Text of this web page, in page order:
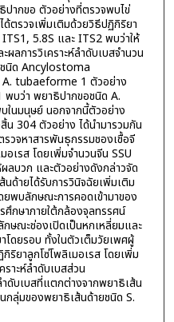
ปากขอ ตัวอย่างที่ตรวจพบไข่
ตรวจเพิ่มเติมด้วยวิธีปฏิกิริยา
5.8S และ ITS2 พบว่าให้
ลการวิเคราะห์ลำดับเบสจำนวน
นิด Ancylostoma
tubaeforme 1 ตัวอย่าง
พบว่า พยาธิปากขอชนิด A.
นมนุษย์ นอกจากนี้ตัวอย่าง
304 ตัวอย่าง ได้นำมารวมกัน
วจหาสารพันธุกรรมชองเชื้อจี
เรส โดยเพิ่มจำนวนจีน SSU
ลบวก และตัวอย่างดังกล่าวจัด
ด้ายได้รับการวินิจฉัยเพิ่มเติม
พบลักษณะการคอดเข้ามาของ
กษาภายใต้กล้องจุลทรรศน์
ษณะช่องเปิดเป็นหกเหลี่ยมและ
ดยรอบ ทั้งในตัวเต็มวัยเพศผู้
ริยาลูกโซ่โพลิเมอเรส โดยเพิ่ม
าะห์ลำดับเบสส่วน
บเบสที่แตกต่างจากพยาธิเส้น
กลุ่มของพยาธิเส้นด้ายชนิด S.